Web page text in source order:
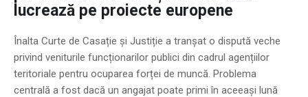
lucrează pe proiecte europene
Înalta Curte de Casație și Justiție a tranșat o dispută veche
privind veniturile funcționarilor publici din cadrul agențiilor
teritoriale pentru ocuparea forței de muncă. Problema
centrală a fost dacă un angajat poate primi în aceeași lună